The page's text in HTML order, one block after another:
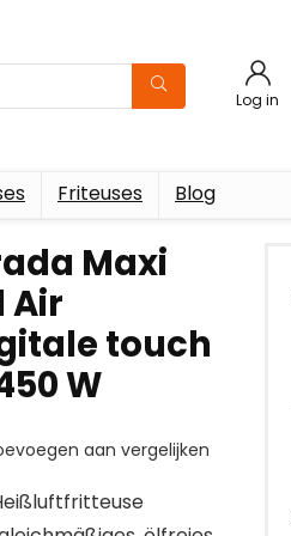
Log in
Friteuses Blog
Maxi
Air
touch
W
aan vergelijken